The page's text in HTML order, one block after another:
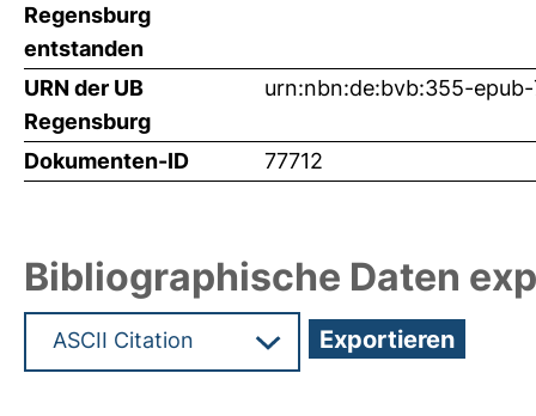
Regensburg
entstanden
URN der UB
Regensburg
urn:nbn:de:bvb:355-epub-
Dokumenten-ID 77712
Bibliographische Daten